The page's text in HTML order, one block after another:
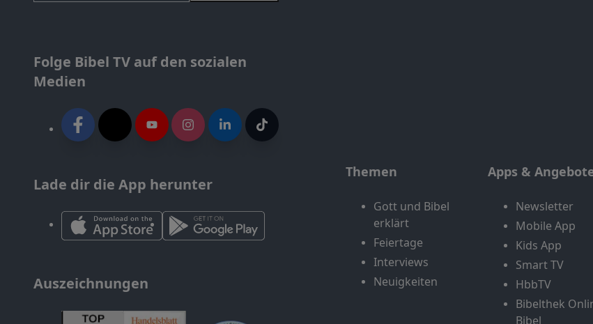
Folge Bibel TV auf den sozialen
Medien
Lade dir die App herunter
Auszeichnungen
Themen
Gott und Bibel
erklärt
Feiertage
Interviews
Neuigkeiten
Apps &
Newsletter
Mobile App
Kids App
Smart TV
HbbTV
Bibelthek
Bibel